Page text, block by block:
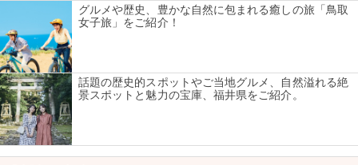
グルメや歴史、豊かな自然に包まれる癒しの旅「鳥取
女子旅」をご紹介！
話題の歴史的スポットやご当地グルメ、自然溢れる絶
景スポットと魅力の宝庫、福井県をご紹介。